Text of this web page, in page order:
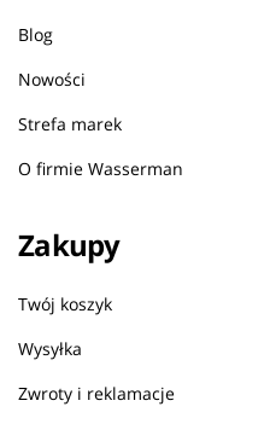
Blog
Nowości
Strefa marek
O firmie Wasserman
Zakupy
Twój koszyk
Wysyłka
Zwroty i reklamacje